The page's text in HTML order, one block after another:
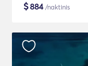
$884/naktinis